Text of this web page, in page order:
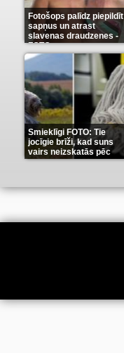
Fotošops palīdz piepildīt
sapņus un atrast
slavenas draudzenes -
FOTO(13)
Smieklīgi FOTO: Tie
jocīgie brīži, kad suns
vairs neizskatās pēc
suņa(11)